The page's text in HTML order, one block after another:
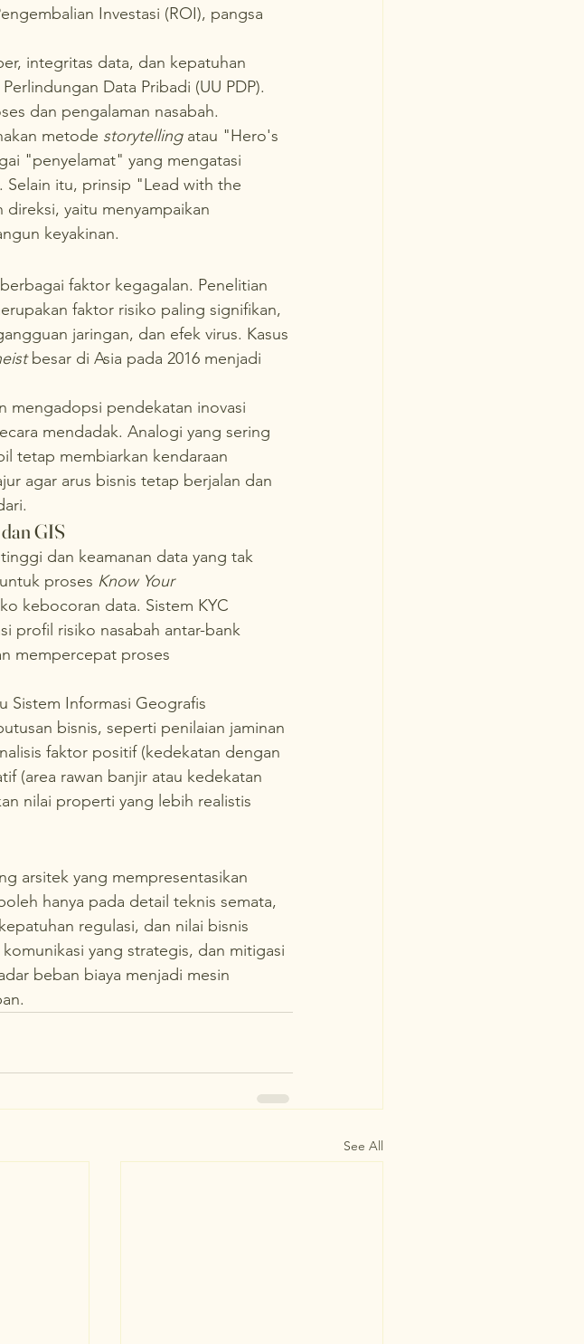
Investasi (ROI), pangsa
integritas data, dan kepatuhan
Data Pribadi (UU PDP).
dan pengalaman nasabah.
metode storytelling atau "Hero's
"penyelamat" yang mengatasi
Selain itu, prinsip "Lead with the
yaitu menyampaikan
keyakinan.
faktor kegagalan. Penelitian
faktor risiko paling signifikan,
jaringan, dan efek virus. Kasus
besar di Asia pada 2016 menjadi
mengadopsi pendekatan inovasi
mendadak. Analogi yang sering
tetap membiarkan kendaraan
agar arus bisnis tetap berjalan dan
GIS
dan keamanan data yang tak
proses Know Your
kebocoran data. Sistem KYC
profil risiko nasabah antar-bank
mempercepat proses
Sistem Informasi Geografis
bisnis, seperti penilaian jaminan
faktor positif (kedekatan dengan
(area rawan banjir atau kedekatan
nilai properti yang lebih realistis
arsitek yang mempresentasikan
hanya pada detail teknis semata,
regulasi, dan nilai bisnis
yang strategis, dan mitigasi
beban biaya menjadi mesin
See All